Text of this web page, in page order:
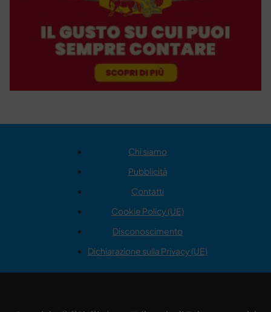
Chi siamo
Pubblicità
Contatti
Cookie Policy (UE)
Disconoscimento
Dichiarazione sulla Privacy (UE)